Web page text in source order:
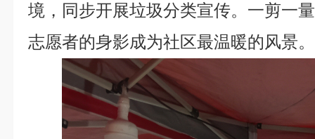
境，同步开展垃圾分类宣传。一剪一
志愿者的身影成为社区最温暖的风景。